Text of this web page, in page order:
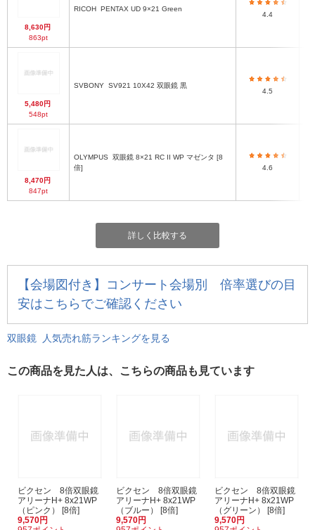
8,630円
863pt
RICOH PENTAX UD 9×21 Green
4.4
5,480円
548pt
SVBONY SV921 10X42 双眼鏡 黒
4.5
8,470円
847pt
OLYMPUS
倍]
4.6
詳しく比較する
【会場図付き】コンサート会場別 倍率選びの目
安はこちらでご確認ください
双眼鏡 人気売れ筋ランキングを見る
この商品を見た人は、こちらの商品も見ています
ビクセン 8倍双眼鏡
アリーナH+ 8x21WP
（ピンク） [8倍]
9,570円
ビクセン 8倍双眼鏡
アリーナH+ 8x21WP
（ブルー） [8倍]
9,570円
ビクセン 8倍双眼鏡
アリーナH+ 8x21WP
（グリーン） [8倍]
9,570円